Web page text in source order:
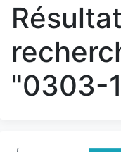
"0303-